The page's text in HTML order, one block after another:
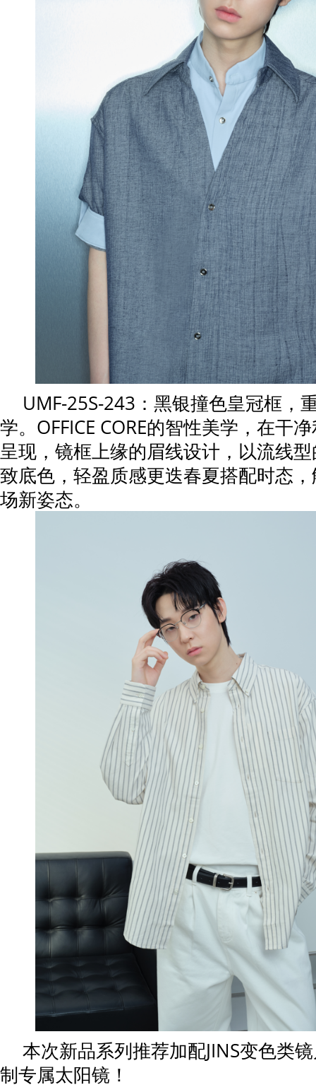
UMF-25S-243：黑银撞色皇冠框，
学。OFFICE CORE的智性美学，在干
呈现，镜框上缘的眉线设计，以流线
致底色，轻盈质感更迭春夏搭配时态
场新姿态。
本次新品系列推荐加配JINS变色类
制专属太阳镜！